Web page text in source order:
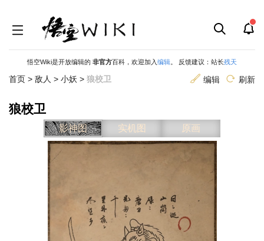
悟空Wiki是开放编辑的 非官方百科，欢迎加入编辑 。 反馈建议：站长残天
首页 > 敌人 > 小妖 > 狼校卫 编辑 刷新
狼校卫
影神图 实机图 原画